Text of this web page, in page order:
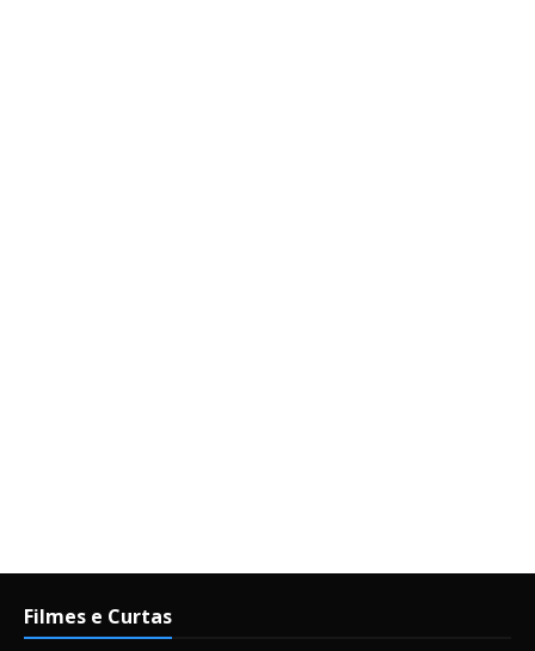
Filmes e Curtas